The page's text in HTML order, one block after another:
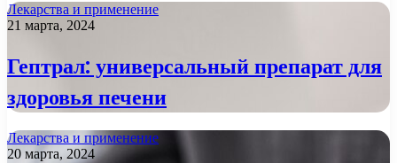
Лекарства и применение
21 марта, 2024
Гептрал: универсальный препарат для
здоровья печени
Лекарства и применение
20 марта, 2024